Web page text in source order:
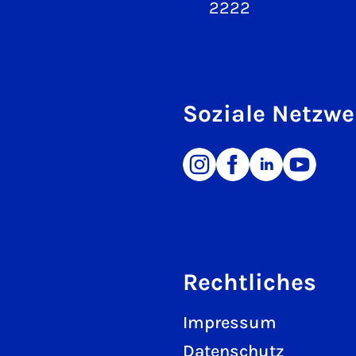
2222
Soziale
Rechtliches
Impressum
Datenschutz